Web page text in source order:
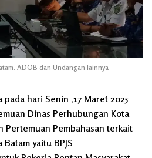
ADOB dan Undangan lainnya
pada hari Senin ,17 Maret 2025
Dinas Perhubungan Kota
Pertemuan Pembahasan terkait
yaitu BPJS